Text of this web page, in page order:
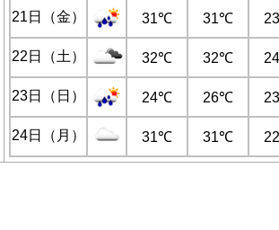
21日（金） 31℃ 31℃
22日（土） 32℃ 32℃
23日（日） 24℃ 26℃
24日（月） 31℃ 31℃